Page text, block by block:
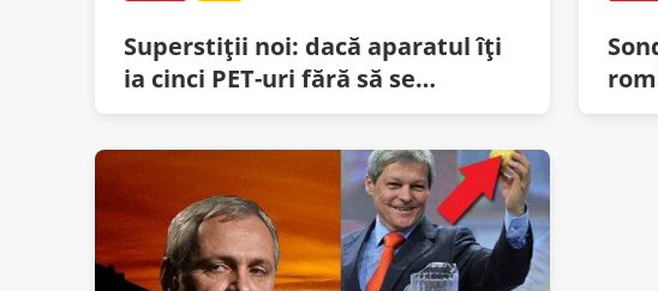
Superstiții noi: dacă aparatul îți
ia cinci PET-uri fără să se
blocheze, ai noroc toată ziua
pe